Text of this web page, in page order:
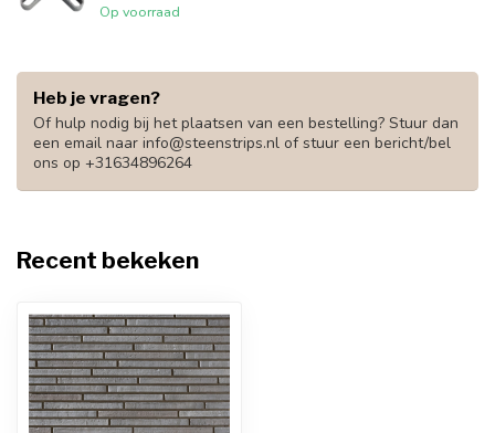
Op voorraad
Heb je vragen?
Of hulp nodig bij het plaatsen van een bestelling? Stuur dan
een email naar info@steenstrips.nl of stuur een bericht/bel
ons op +31634896264
Recent bekeken